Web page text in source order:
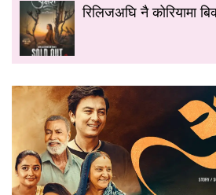
रिलिजअघि नै कोरियामा